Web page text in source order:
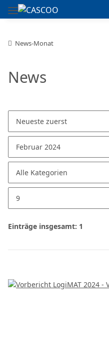
News-Monat
News
Einträge insgesamt: 1